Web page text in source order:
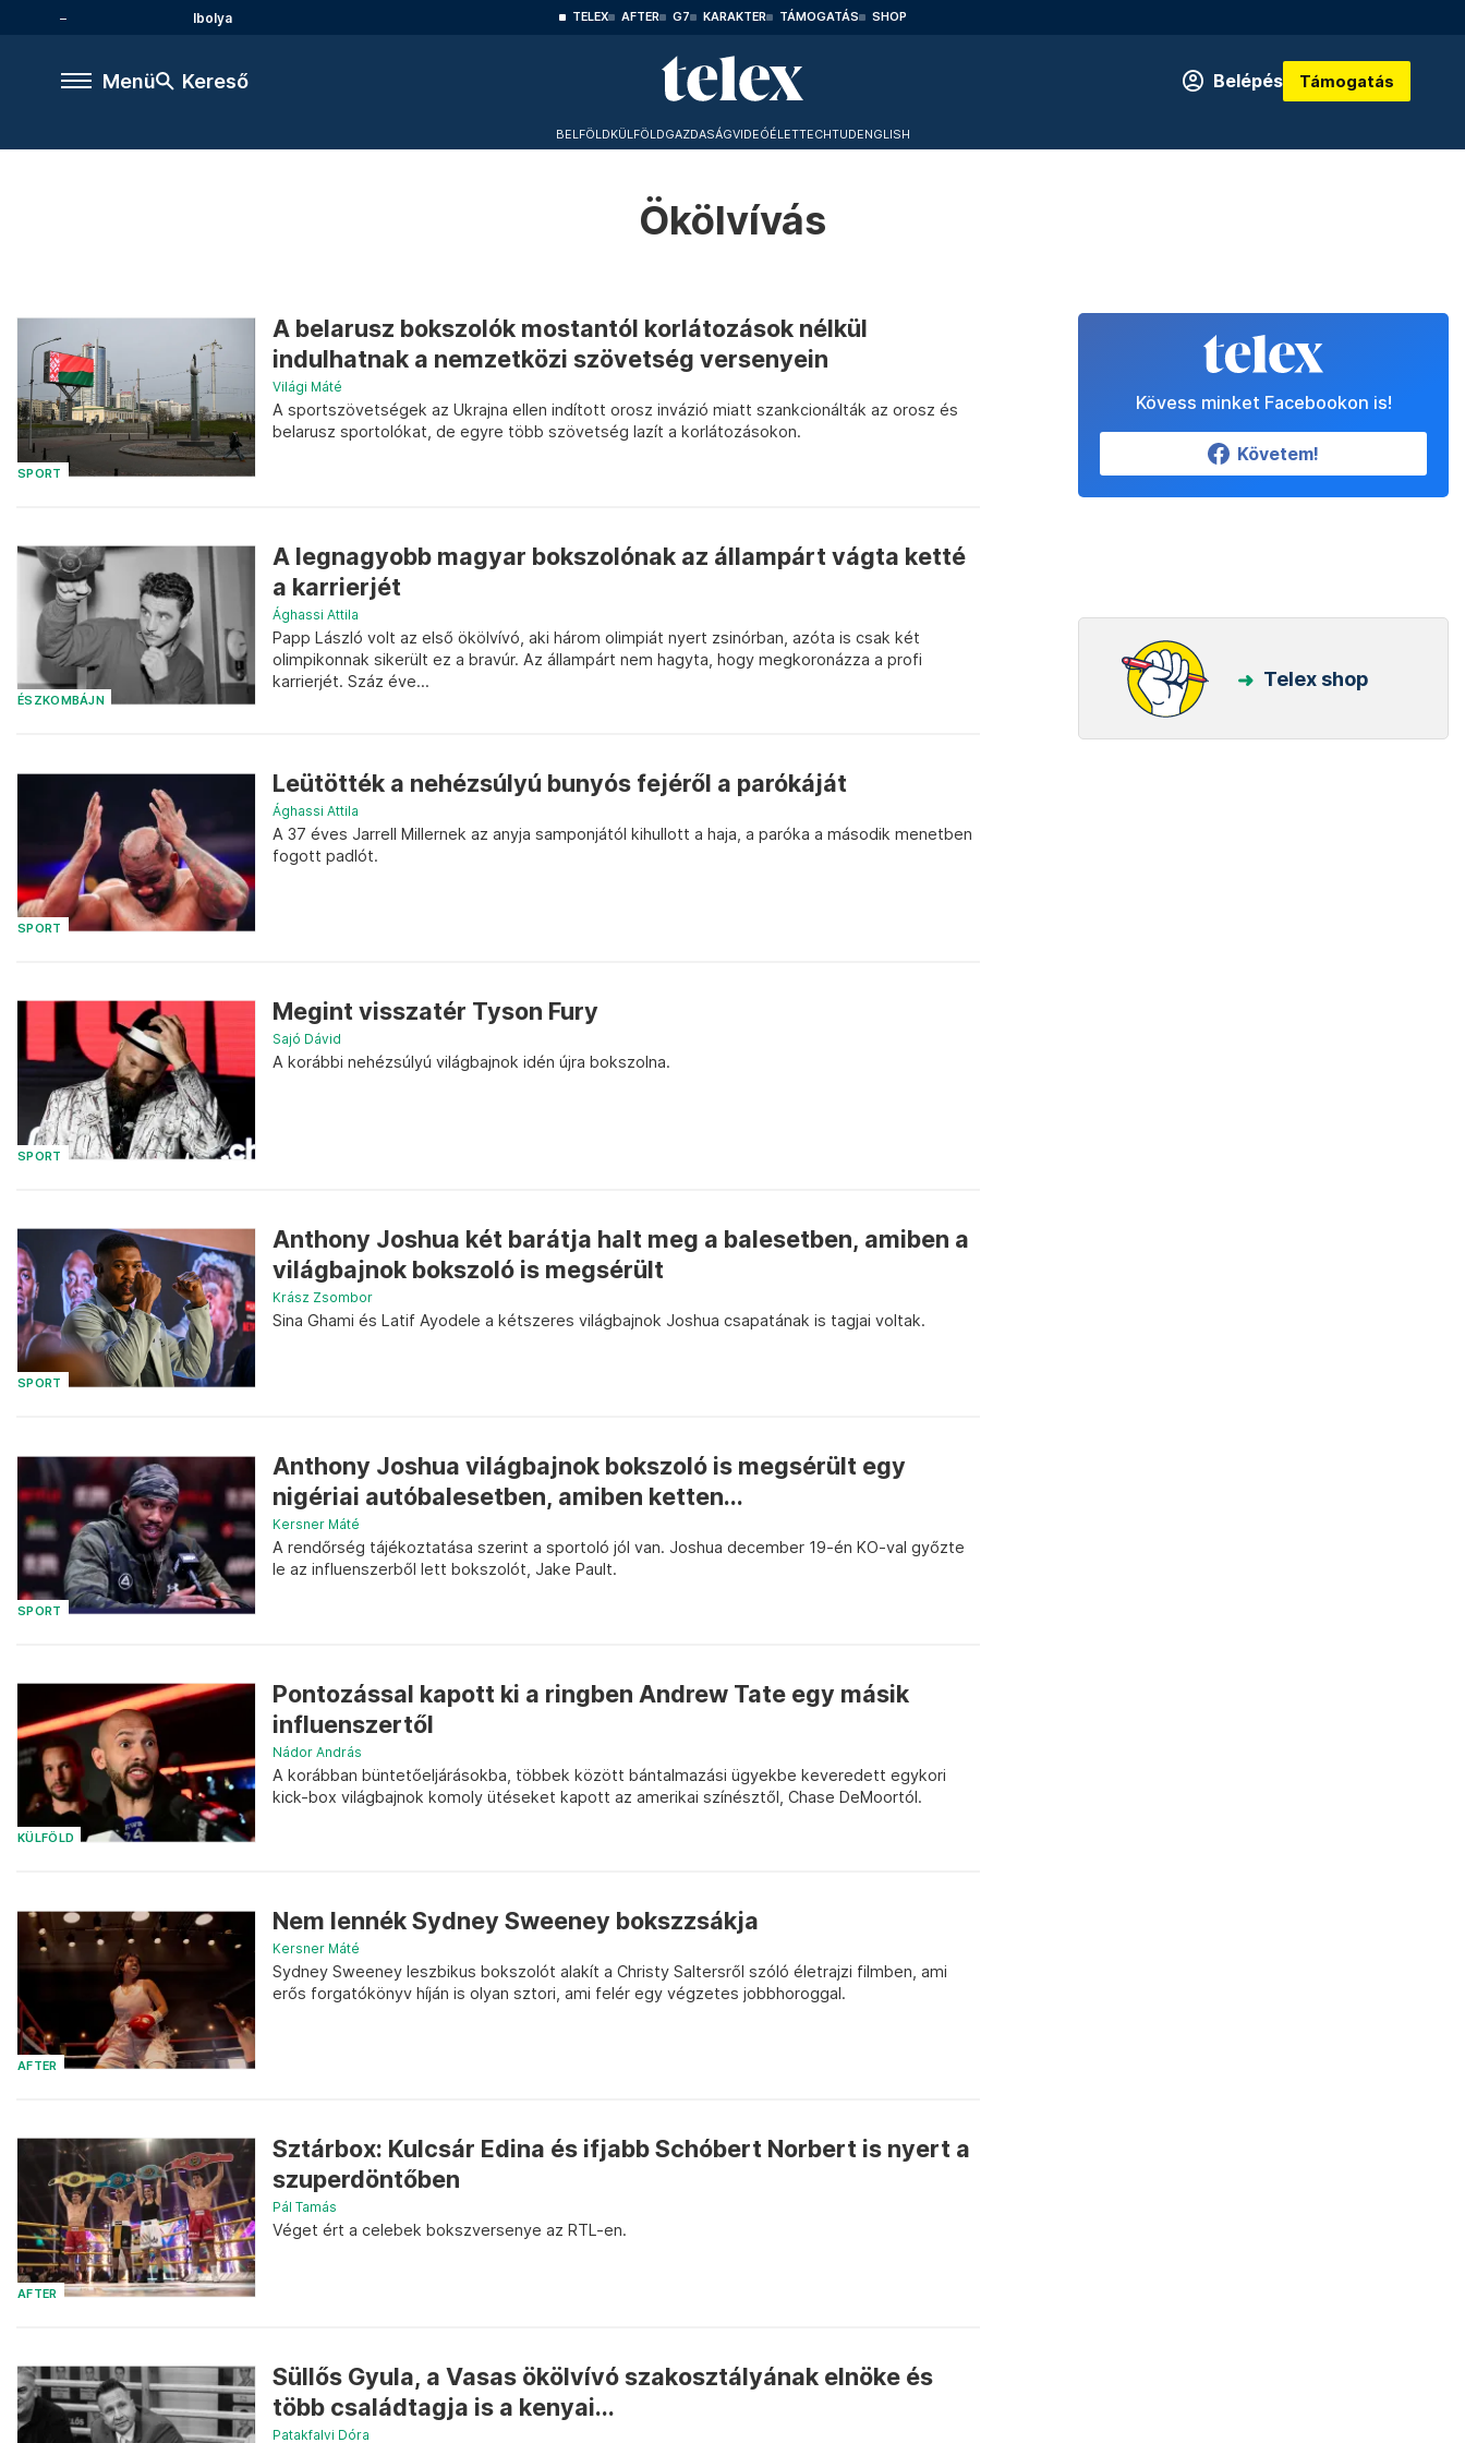
Ibolya TELEX AFTER G7 KARAKTER TÁMOGATÁS SHOP
Menü Kereső Belépés Támogatás
BELFÖLDKÜLFÖLDGAZDASÁGVIDEÓÉLETTECHTUDENGLISH
Ökölvívás
SPORT
A belarusz bokszolók mostantól korlátozások nélkül
indulhatnak a nemzetközi szövetség versenyein
Világi Máté
A sportszövetségek az Ukrajna ellen indított orosz invázió miatt szankcionálták az orosz és
belarusz sportolókat, de egyre több szövetség lazít a korlátozásokon.
ÉSZKOMBÁJN
A legnagyobb magyar bokszolónak az állampárt vágta ketté
a karrierjét
Ághassi Attila
Papp László volt az első ökölvívó, aki három olimpiát nyert zsinórban, azóta is csak két
olimpikonnak sikerült ez a bravúr. Az állampárt nem hagyta, hogy megkoronázza a profi
karrierjét. Száz éve...
SPORT
Leütötték a nehézsúlyú bunyós fejéről a parókáját
Ághassi Attila
A 37 éves Jarrell Millernek az anyja samponjától kihullott a haja, a paróka a második menetben
fogott padlót.
SPORT
Megint visszatér Tyson Fury
Sajó Dávid
A korábbi nehézsúlyú világbajnok idén újra bokszolna.
SPORT
Anthony Joshua két barátja halt meg a balesetben, amiben a
világbajnok bokszoló is megsérült
Krász Zsombor
Sina Ghami és Latif Ayodele a kétszeres világbajnok Joshua csapatának is tagjai voltak.
SPORT
Anthony Joshua világbajnok bokszoló is megsérült egy
nigériai autóbalesetben, amiben ketten...
Kersner Máté
A rendőrség tájékoztatása szerint a sportoló jól van. Joshua december 19-én KO-val győzte
le az influenszerből lett bokszolót, Jake Pault.
KÜLFÖLD
Pontozással kapott ki a ringben Andrew Tate egy másik
influenszertől
Nádor András
A korábban büntetőeljárásokba, többek között bántalmazási ügyekbe keveredett egykori
kick-box világbajnok komoly ütéseket kapott az amerikai színésztől, Chase DeMoortól.
AFTER
Nem lennék Sydney Sweeney bokszzsákja
Kersner Máté
Sydney Sweeney leszbikus bokszolót alakít a Christy Saltersről szóló életrajzi filmben, ami
erős forgatókönyv híján is olyan sztori, ami felér egy végzetes jobbhoroggal.
AFTER
Sztárbox: Kulcsár Edina és ifjabb Schóbert Norbert is nyert a
szuperdöntőben
Pál Tamás
Véget ért a celebek bokszversenye az RTL-en.
Süllős Gyula, a Vasas ökölvívó szakosztályának elnöke és
több családtagja is a kenyai...
Patakfalvi Dóra
Kövess minket Facebookon is!
Követem!
Telex shop